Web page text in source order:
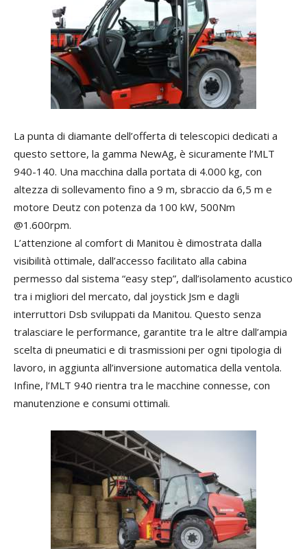
La punta di diamante dell’offerta di telescopici dedicati a
questo settore, la gamma NewAg, è sicuramente l’MLT
940-140. Una macchina dalla portata di 4.000 kg, con
altezza di sollevamento fino a 9 m, sbraccio da 6,5 m e
motore Deutz con potenza da 100 kW, 500Nm
@1.600rpm.
L’attenzione al comfort di Manitou è dimostrata dalla
visibilità ottimale, dall’accesso facilitato alla cabina
permesso dal sistema “easy step”, dall’isolamento acustico
tra i migliori del mercato, dal joystick Jsm e dagli
interruttori Dsb sviluppati da Manitou. Questo senza
tralasciare le performance, garantite tra le altre dall’ampia
scelta di pneumatici e di trasmissioni per ogni tipologia di
lavoro, in aggiunta all’inversione automatica della ventola.
Infine, l’MLT 940 rientra tra le macchine connesse, con
manutenzione e consumi ottimali.